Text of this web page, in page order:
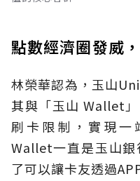
點數經濟圈發威
林榮華認為，玉山
其與「玉山 Wallet
刷卡限制，實現一
Wallet一直是玉山銀
了可以讓卡友透過